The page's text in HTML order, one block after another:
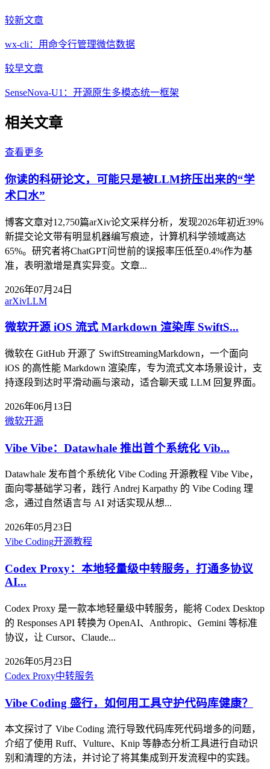
较新文章
wx-cli：用命令行管理微信数据
较早文章
SenseNova-U1：开源原生多模态统一框架
相关文章
查看更多
你读的科研论文，可能只是被LLM挤压出来的“学
术口水”
博客文章对12,750篇arXiv论文采样分析，发现2026年初近39%
新提交论文带有明显机器编写痕迹，计算机科学领域高达
65%。研究者将ChatGPT问世前的误报率压低至0.4%作为基
准，表明激增是真实异变。文章...
2026年07月24日
arXivLLM
微软开源 iOS 流式 Markdown 渲染库 SwiftS...
微软在 GitHub 开源了 SwiftStreamingMarkdown，一个面向
iOS 的高性能 Markdown 渲染库，专为流式文本场景设计，支
持逐段到达时平滑动画与滚动，适合聊天或 LLM 回复界面。
2026年06月13日
微软开源
Vibe Vibe：Datawhale 推出首个系统化 Vib...
Datawhale 发布首个系统化 Vibe Coding 开源教程 Vibe Vibe，
面向零基础学习者，践行 Andrej Karpathy 的 Vibe Coding 理
念，通过自然语言与 AI 对话实现从想...
2026年05月23日
Vibe Coding开源教程
Codex Proxy：本地轻量级中转服务，打通多协议
AI...
Codex Proxy 是一款本地轻量级中转服务，能将 Codex Desktop
的 Responses API 转换为 OpenAI、Anthropic、Gemini 等标准
协议，让 Cursor、Claude...
2026年05月23日
Codex Proxy中转服务
Vibe Coding 盛行，如何用工具守护代码库健康？
本文探讨了 Vibe Coding 流行导致代码库死代码增多的问题，
介绍了使用 Ruff、Vulture、Knip 等静态分析工具进行自动识
别和清理的方法，并讨论了将其集成到开发流程中的实践。